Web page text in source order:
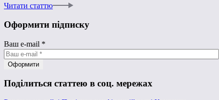
Читати статтю
Оформити підписку
Ваш e-mail *
Поділиться статтею в соц. мережах